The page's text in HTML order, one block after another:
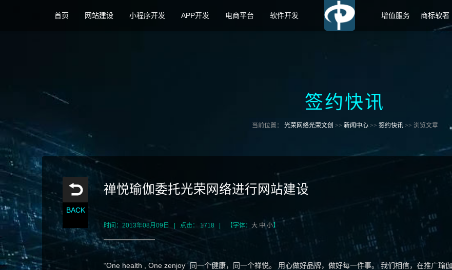
首页 网站建设 小程序开发 APP开发 电商平台 软件开发 增值服务 商标软著
签约快讯
当前位置： 光荣网络光荣文创 >> 新闻中心>> 签约快讯>> 浏览文章
BACK
禅悦瑜伽委托光荣网络进行网站建设
时间：2013年08月09日 | 点击： 1718 | 【字体： 大 中 小】
“One health , One zenjoy” 同一个健康，同一个禅悦。 用心做好品牌，做好每一件事。 我们相信，在推广瑜